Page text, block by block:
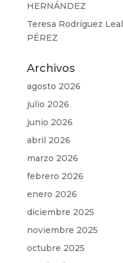
HERNÁNDEZ
Teresa Rodríguez Leal
PÉREZ
Archivos
agosto 2026
julio 2026
junio 2026
abril 2026
marzo 2026
febrero 2026
enero 2026
diciembre 2025
noviembre 2025
octubre 2025